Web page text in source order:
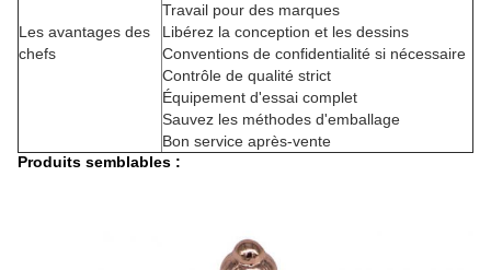
Les avantages des
chefs
Travail pour des marques
Libérez la conception et les dessins
Conventions de confidentialité si nécessaire
Contrôle de qualité strict
Équipement d'essai complet
Sauvez les méthodes d'emballage
Bon service après-vente
Produits semblables :